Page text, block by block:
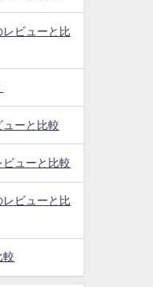
ビューと比
ーと比較
ューと比較
ビューと比
較